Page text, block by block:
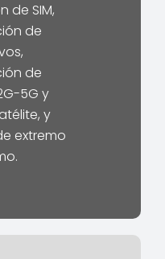
de SIM,
de
de
5G y
y
extremo